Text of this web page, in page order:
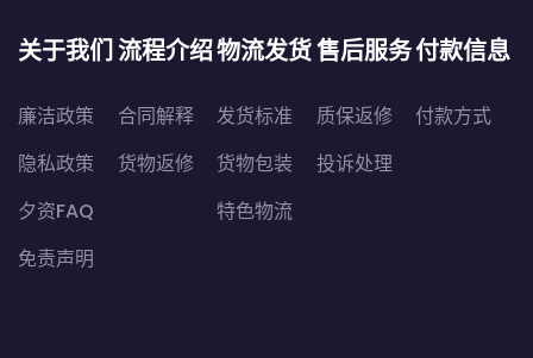
关于我们
廉洁政策
隐私政策
夕资FAQ
免责声明
流程介绍
合同解释
货物返修
物流发货
发货标准
货物包装
特色物流
售后服务
质保返修
投诉处理
付款信息
付款方式